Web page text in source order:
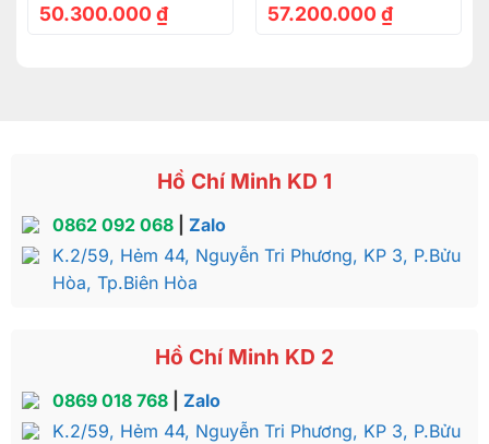
50.300.000 ₫ 57.200.000 ₫
Hồ Chí Minh KD 1
0862 092 068| Zalo
K.2/59, Hẻm 44, Nguyễn Tri Phương, KP 3, P.Bửu
Hòa, Tp.Biên Hòa
Hồ Chí Minh KD 2
0869 018 768| Zalo
K.2/59, Hẻm 44, Nguyễn Tri Phương, KP 3, P.Bửu